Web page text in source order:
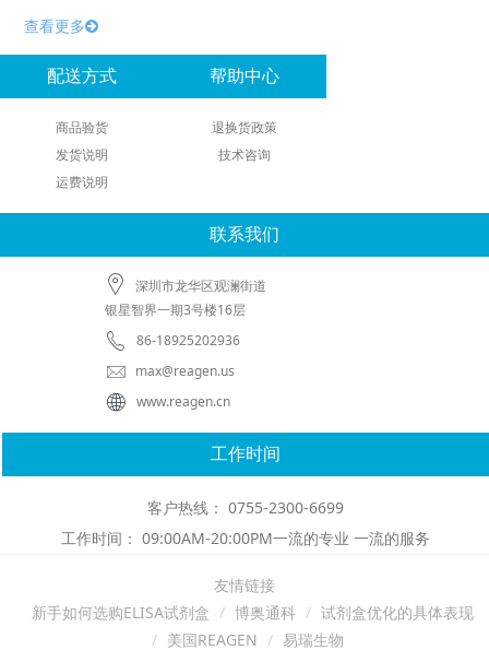
查看更多
配送方式
商品验货
发货说明
运费说明
帮助中心
退换货政策
技术咨询
联系我们
深圳市龙华区观澜街道
银星智界一期3号楼16层
86-18925202936
max@reagen.us
www.reagen.cn
工作时间
客户热线： 0755-2300-6699
工作时间： 09:00AM-20:00PM一流的专业 一流的服务
友情链接
新手如何选购ELISA试剂盒
博奥通科
试剂盒优化的具体表现
美国REAGEN
易瑞生物